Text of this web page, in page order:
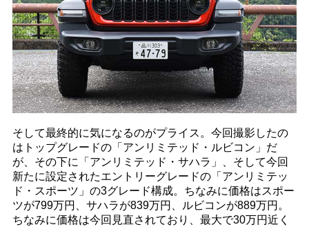
そして最終的に気になるのがプライス。今回撮影したの
はトップグレードの「アンリミテッド・ルビコン」だ
が、その下に「アンリミテッド・サハラ」、そして今回
新たに設定されたエントリーグレードの「アンリミテッ
ド・スポーツ」の3グレード構成。ちなみに価格はスポー
ツが799万円、サハラが839万円、ルビコンが889万円。
ちなみに価格は今回見直されており、最大で30万円近く